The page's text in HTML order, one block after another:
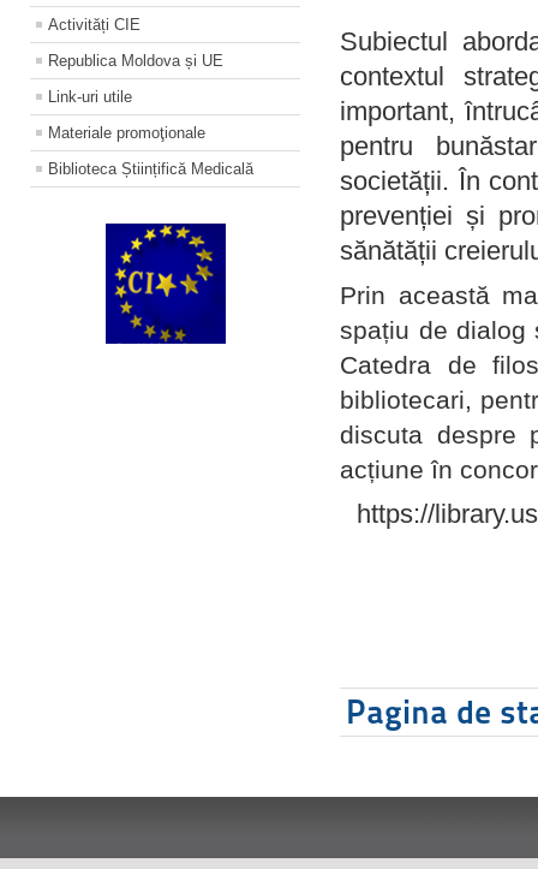
Activități CIE
Republica Moldova și UE
Link-uri utile
Materiale promoţionale
Biblioteca Științifică Medicală
Subiectul
contextul
important,
pentru
societății. În
prevenției și
sănătății
Prin această
spațiu de dialog
Catedra de
bibliotecari,
discuta despre
acțiune în
https://
Pagina de